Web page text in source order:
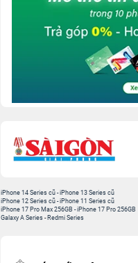
iPhone 14 Series cũ -iPhone 13 Series cũ
iPhone 12 Series cũ -iPhone 11 Series cũ
iPhone 17 Pro Max 256GB -iPhone 17 Pro 256GB
Galaxy A Series - Redmi Series